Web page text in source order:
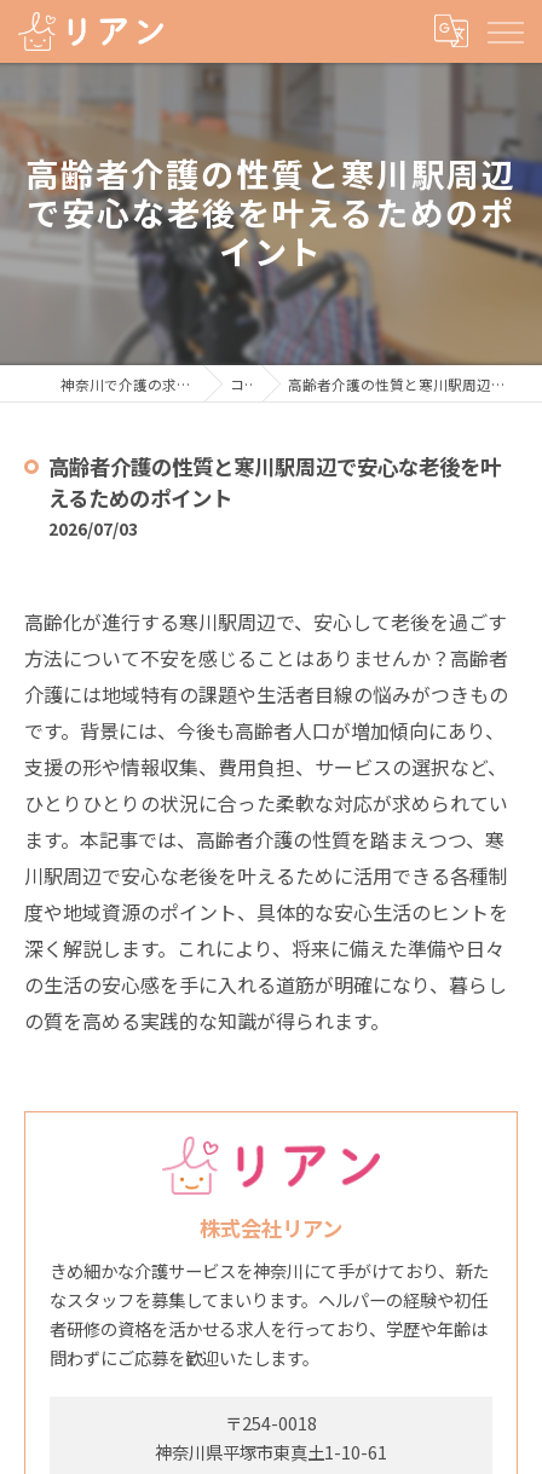
高齢者介護の性質と寒川駅周辺
で安心な老後を叶えるためのポ
イント
神奈川で介護の求人なら株式会社リアン コラム 高齢者介護の性質と寒川駅周辺で安心な老後を叶えるためのポイント
高齢者介護の性質と寒川駅周辺で安心な老後を叶
えるためのポイント
2026/07/03
高齢化が進行する寒川駅周辺で、安心して老後を過ごす
方法について不安を感じることはありませんか？高齢者
介護には地域特有の課題や生活者目線の悩みがつきもの
です。背景には、今後も高齢者人口が増加傾向にあり、
支援の形や情報収集、費用負担、サービスの選択など、
ひとりひとりの状況に合った柔軟な対応が求められてい
ます。本記事では、高齢者介護の性質を踏まえつつ、寒
川駅周辺で安心な老後を叶えるために活用できる各種制
度や地域資源のポイント、具体的な安心生活のヒントを
深く解説します。これにより、将来に備えた準備や日々
の生活の安心感を手に入れる道筋が明確になり、暮らし
の質を高める実践的な知識が得られます。
株式会社リアン
きめ細かな介護サービスを神奈川にて手がけており、新た
なスタッフを募集してまいります。ヘルパーの経験や初任
者研修の資格を活かせる求人を行っており、学歴や年齢は
問わずにご応募を歓迎いたします。
〒254-0018
神奈川県平塚市東真土1-10-61